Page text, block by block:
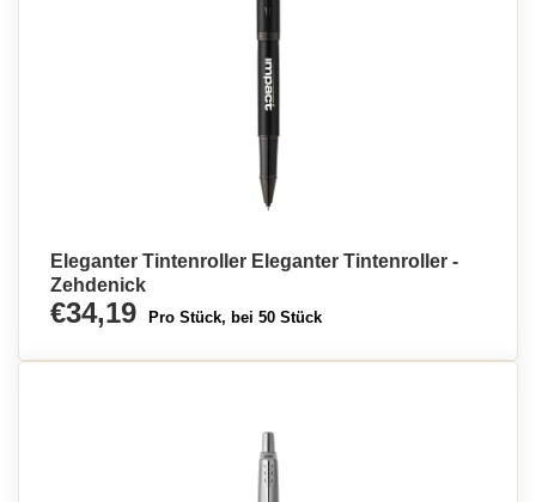
Eleganter Tintenroller Eleganter Tintenroller -
Zehdenick
€34,19 Pro Stück, bei 50 Stück